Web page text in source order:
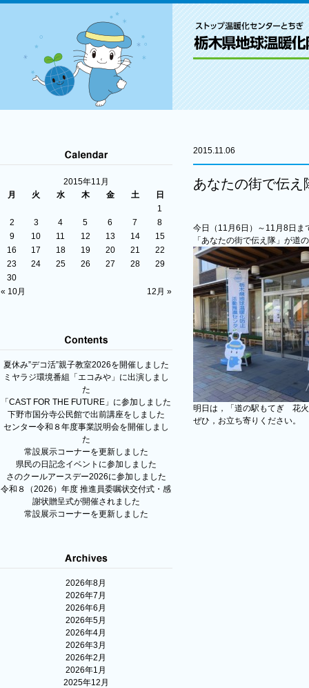
2015年11月
月
火 水 木 金 土 日
« 10月 12月 »
1
2
3 4 5 6 7
8
9
10 11 12 13 14
15
16
17 18 19 20 21
22
23
24 25 26 27 28
29
30
夏休み”デコ活”親子教室2026を開催しました
ミヤラジ環境番組「エコみや」に出演しまし
た
「CAST FOR THE FUTURE」に参加しました
下野市国分寺公民館で出前講座をしました
センター令和８年度事業説明会を開催しまし
た
常設展示コーナーを更新しました
県民の日記念イベントに参加しました
さのクールアースデー2026に参加しました
令和８（2026）年度 推進員委嘱状交付式・感
謝状贈呈式が開催されました
常設展示コーナーを更新しました
2026年8月
2026年7月
2026年6月
2026年5月
2026年4月
2026年3月
2026年2月
2026年1月
2025年12月
2015.11.06
あなたの街で伝え
今日（11月6日）～11月8日ま
「あなたの街で伝え隊」が道
明日は，「道の駅もてぎ 花
ぜひ，お立ち寄りください。